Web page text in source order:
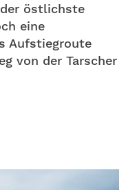
östlichste
eine
Aufstiegroute
von der Tarscher